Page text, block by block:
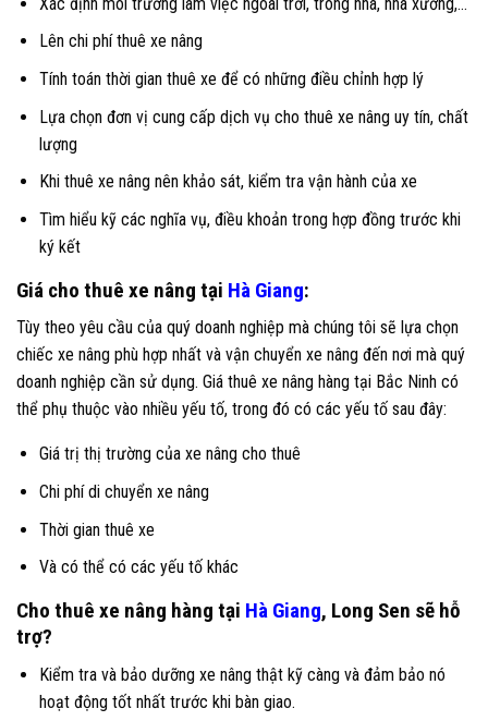
Lên chi phí thuê xe nâng
Tính toán thời gian thuê xe để có những điều chỉnh hợp lý
Lựa chọn đơn vị cung cấp dịch vụ cho thuê xe nâng uy tín, chất
lượng
Khi thuê xe nâng nên khảo sát, kiểm tra vận hành của xe
Tìm hiểu kỹ các nghĩa vụ, điều khoản trong hợp đồng trước khi
ký kết
Giá cho thuê xe nâng tại Hà Giang:
Tùy theo yêu cầu của quý doanh nghiệp mà chúng tôi sẽ lựa chọn
chiếc xe nâng phù hợp nhất và vận chuyển xe nâng đến nơi mà quý
doanh nghiệp cần sử dụng. Giá thuê xe nâng hàng tại Bắc Ninh có
thể phụ thuộc vào nhiều yếu tố, trong đó có các yếu tố sau đây:
Giá trị thị trường của xe nâng cho thuê
Chi phí di chuyển xe nâng
Thời gian thuê xe
Và có thể có các yếu tố khác
Cho thuê xe nâng hàng tại Hà Giang, Long Sen sẽ hỗ
trợ?
Kiểm tra và bảo dưỡng xe nâng thật kỹ càng và đảm bảo nó
hoạt động tốt nhất trước khi bàn giao.